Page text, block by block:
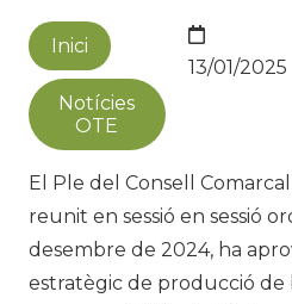
Inici
Notícies
OTE
13/01/2025
El Ple del Consell
reunit en sessió en sessió
desembre de 2024, ha
estratègic de producció de